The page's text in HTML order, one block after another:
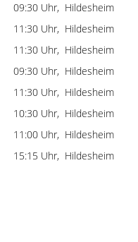
09:30 Uhr, Hildesheim
11:30 Uhr, Hildesheim
11:30 Uhr, Hildesheim
09:30 Uhr, Hildesheim
11:30 Uhr, Hildesheim
10:30 Uhr, Hildesheim
11:00 Uhr, Hildesheim
15:15 Uhr, Hildesheim